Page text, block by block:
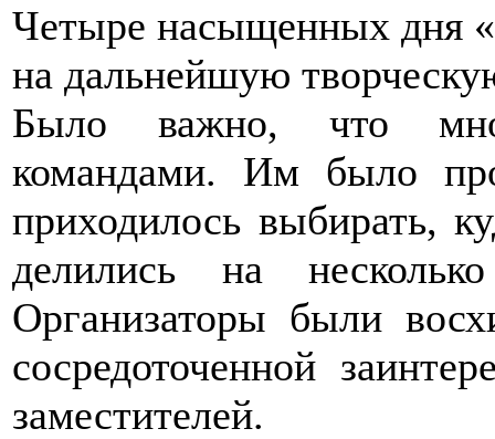
Четыре насыщенных дня
на дальнейшую
Было важно, что
командами. Им было
приходилось выбирать,
делились на
Организаторы были
сосредоточенной
заместителей.